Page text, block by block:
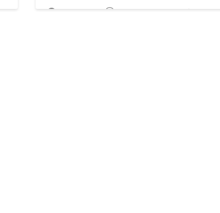
06/07/17 Par MenouActu 6